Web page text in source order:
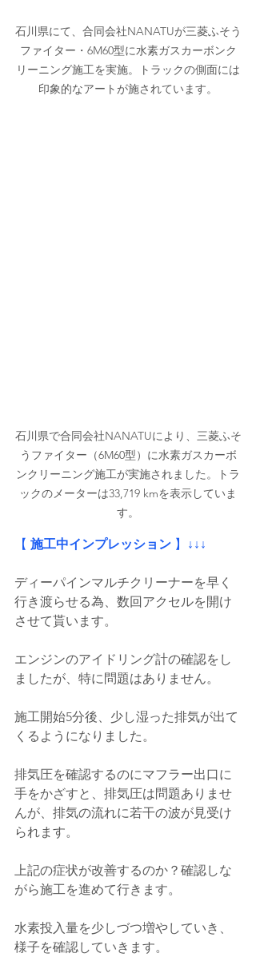
石川県にて、合同会社NANATUが三菱ふそう
ファイター・6M60型に水素ガスカーボンク
リーニング施工を実施。トラックの側面には
印象的なアートが施されています。
石川県で合同会社NANATUにより、三菱ふそ
うファイター（6M60型）に水素ガスカーボ
ンクリーニング施工が実施されました。トラ
ックのメーターは33,719 kmを表示していま
す。
【 施工中インプレッション 】 ↓↓↓
ディーパインマルチクリーナーを早く
行き渡らせる為、数回アクセルを開け
させて貰います。
エンジンのアイドリング計の確認をし
ましたが、特に問題はありません。
施工開始5分後、少し湿った排気が出て
くるようになりました。
排気圧を確認するのにマフラー出口に
手をかざすと、排気圧は問題ありませ
んが、排気の流れに若干の波が見受け
られます。
上記の症状が改善するのか？確認しな
がら施工を進めて行きます。
水素投入量を少しづつ増やしていき、
様子を確認していきます。